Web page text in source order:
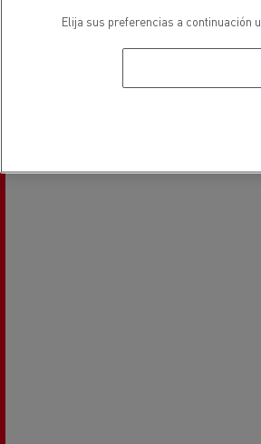
Elija sus preferencias a continuación u